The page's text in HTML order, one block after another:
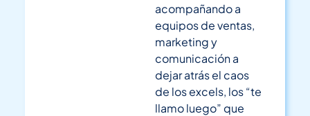
acompañando a
equipos de ventas,
marketing y
comunicación a
dejar atrás el caos
de los excels, los “te
llamo luego” que